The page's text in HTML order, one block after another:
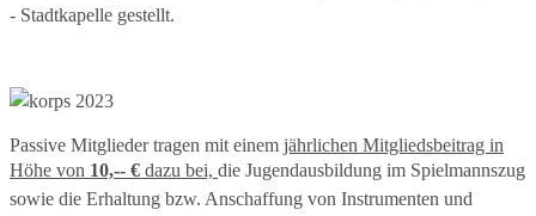
- Stadtkapelle gestellt.
Passive Mitglieder tragen mit einem jährlichen Mitgliedsbeitrag in
Höhe von 10,-- € dazu bei, die Jugendausbildung im Spielmannszug
sowie die Erhaltung bzw. Anschaffung von Instrumenten und